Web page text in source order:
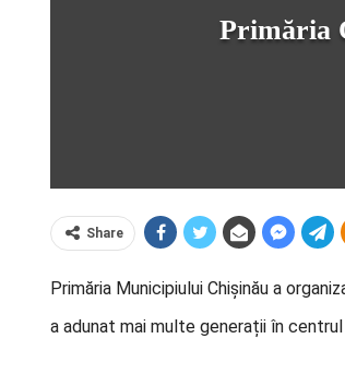
Primăria
Share
Primăria Municipiului Chișinău a
a adunat mai multe generații în centrul